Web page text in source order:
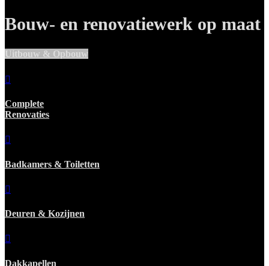
Bouw- en renovatiewerk op maat
Uitbouw & Opbouw
Complete
Renovaties
Badkamers & Toiletten
Deuren & Kozijnen
Dakkapellen